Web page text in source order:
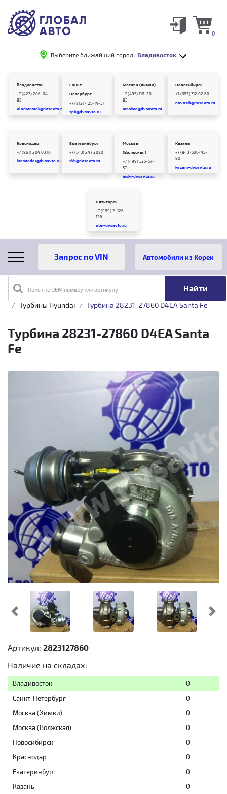
Выберите ближайший город: Владивосток
0
Владивосток
+7 (423) 206-04-
85
vladivostok@dvsavto.ru
Санкт-
Петербург
+7 (812) 425-14-31
spb@dvsavto.ru
Москва (Химки)
+7 (495) 118-20-
83
moskva@dvsavto.ru
Новосибирск
+7 (383) 312 02 60
novosib@dvsavto.ru
Краснодар
+7 (861) 204 03 10
krasnodar@dvsavto.ru
Екатеринбург
+7 (343) 247 2080
ekb@dvsavto.ru
Москва
(Волжская)
+7 (499) 325-57-
57
msk@dvsavto.ru
Казань
+7 (843) 500-45-
80
kazan@dvsavto.ru
Пятигорск
+7 (989) 2-126-
126
ptg@dvsavto.ru
Поиск по OEM номеру или артикулу
Автомобили из Кореи
Главная Каталог товаров Турбины
Турбины Hyundai
Турбина 28231-27860 D4EA Santa Fe
Турбина 28231-27860 D4EA Santa
Fe
Предыдущий
Артикул: 2823127860
Наличие на складах:
Владивосток
0
Санкт-Петербург
0
Москва (Химки)
0
Москва (Волжская)
0
Новосибирск
0
Краснодар
0
Екатеринбург
0
Казань
0